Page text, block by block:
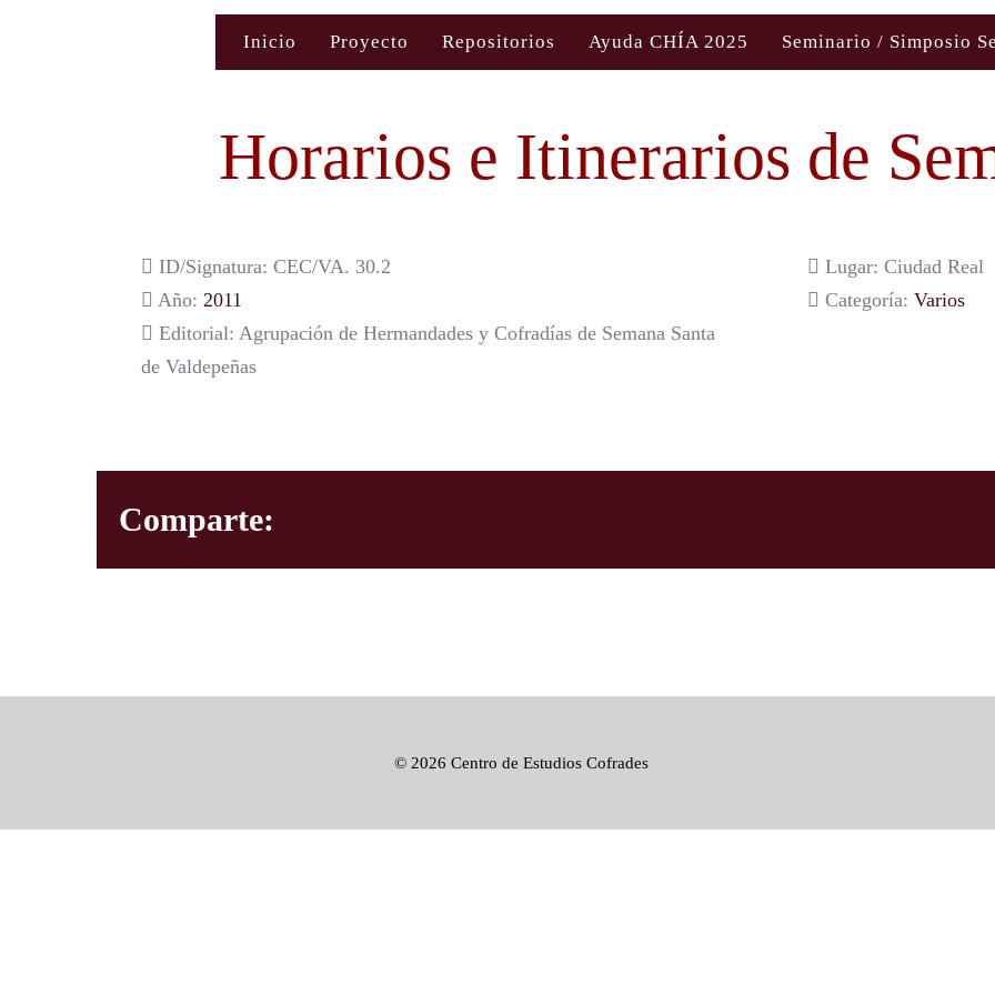
Inicio Proyecto Repositorios Ayuda CHÍA 2025 Seminario / Simposio
Horarios e Itinerarios de
ID/Signatura: CEC/VA. 30.2
Año: 2011
Editorial: Agrupación de Hermandades y Cofradías de Semana Santa
de Valdepeñas
Lugar: Ciudad Real
Categoría: Varios
Comparte:
© 2026 Centro de Estudios Cofrades